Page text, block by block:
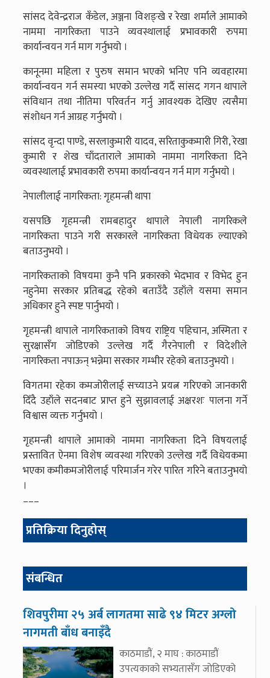
सांसद देवेन्द्रराज कँडेल, अञ्जना विशङ्खे र रेखा शर्माले आमाको
नाममा नागरिकता पाउने व्यवस्थालाई प्रभावकारी रुपमा
कार्यान्वयन गर्न माग गर्नुभयो ।
कानूनमा महिला र पुरुष समान भएको भनिए पनि व्यवहारमा
कार्यान्वयन गर्न समस्या भएको उल्लेख गर्दै सांसद गगन थापाले
संविधान तथा नीतिमा परिवर्तन गर्नु आवश्यक देखिए त्यसैमा
संशोधन गर्न आग्रह गर्नुभयो ।
सांसद वृन्दा पाण्डे, सरलाकुमारी यादव, सरिताकुकमारी गिरी, रेखा
कुमारी र शेख चाँदताराले आमाको नाममा नागरिकता दिने
व्यवस्थालाई प्रभावकारी रुपमा कार्यान्वयन गर्न माग गर्नुभयो ।
नेपालीलाई नागरिकता: गृहमन्त्री थापा
यसपछि गृहमन्त्री रामबहादुर थापाले नेपाली नागरिकले
नागरिकता पाउने गरी सरकारले नागरिकता विधेयक ल्याएको
बताउनुभयो ।
नागरिकताको विषयमा कुनै पनि प्रकारको भेदभाव र विभेद हुन
नहुनेमा सरकार प्रतिबद्ध रहेको बताउँदै उहाँले यसमा समान
अधिकार हुने स्पष्ट पार्नुभयो ।
गृहमन्त्री थापाले नागरिकताको विषय राष्ट्रिय पहिचान, अस्मिता र
सुरक्षासँग जोडिएको उल्लेख गर्दै गैरनेपाली र विदेशीले
नागरिकता नपाऊन् भन्नेमा सरकार गम्भीर रहेको बताउनुभयो ।
विगतमा रहेका कमजोरीलाई सच्याउने प्रयत्न गरिएको जानकारी
दिँदै उहाँले सदनबाट प्राप्त हुने सुझावलाई अक्षरशः पालना गर्ने
विश्वास व्यक्त गर्नुभयो ।
गृहमन्त्री थापाले आमाको नाममा नागरिकता दिने विषयलाई
प्रस्तावित ऐनमा विशेष व्यवस्था गरिएको उल्लेख गर्दै विधेयकमा
भएका कमीकमजोरीलाई परिमार्जन गरेर पारित गरिने बताउनुभयो
।
–––
प्रतिक्रिया दिनुहोस्
संबन्धित
शिवपुरीमा २५ अर्ब लागतमा साढे ९४ मिटर अग्लो
नागमती बाँध बनाइँदै
काठमाडौं, २ माघ : काठमाडौं
उपत्यकाको सभ्यतासँग जोडिएको